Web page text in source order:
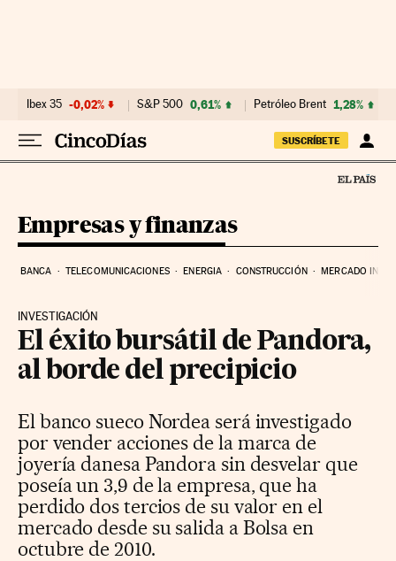
Ibex 35 -0,02% S&P 500 0,61% Petróleo Brent 1,28%
SUSCRÍBETE
Empresas y finanzas
BANCA TELECOMUNICACIONES ENERGIA CONSTRUCCIÓN MERCADO
INVESTIGACIÓN
El éxito bursátil de Pandora,
al borde del precipicio
El banco sueco Nordea será investigado
por vender acciones de la marca de
joyería danesa Pandora sin desvelar que
poseía un 3,9 de la empresa, que ha
perdido dos tercios de su valor en el
mercado desde su salida a Bolsa en
octubre de 2010.